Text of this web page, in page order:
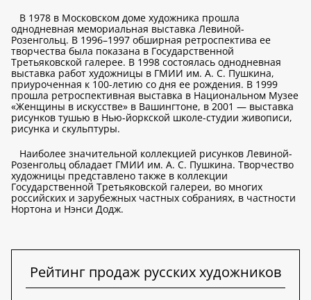
В 1978 в Московском доме художника прошла
однодневная мемориальная выставка Левиной-
Розенгольц. В 1996–1997 обширная ретроспектива ее
творчества была показана в Государственной
Третьяковской галерее. В 1998 состоялась однодневная
выставка работ художницы в ГМИИ им. А. С. Пушкина,
приуроченная к 100-летию со дня ее рождения. В 1999
прошла ретроспективная выставка в Национальном Музее
«Женщины в искусстве» в Вашингтоне, в 2001 — выставка
рисунков тушью в Нью-йоркской школе-студии живописи,
рисунка и скульптуры.
Наиболее значительной коллекцией рисунков Левиной-
Розенгольц обладает ГМИИ им. А. С. Пушкина. Творчество
художницы представлено также в коллекции
Государственной Третьяковской галереи, во многих
российских и зарубежных частных собраниях, в частности
Нортона и Нэнси Додж.
Рейтинг продаж русских художников